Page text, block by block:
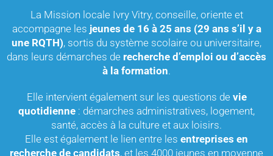
La Mission locale Ivry Vitry, conseille, oriente et
accompagne les jeunes de 16 à 25 ans (29 ans s’il y a
une RQTH), sortis du système scolaire ou universitaire,
dans leurs démarches de recherche d’emploi ou d’accès
à la formation.
Elle intervient également sur les questions de vie
quotidienne : démarches administratives, logement,
santé, accès à la culture et aux loisirs.
Elle est également le lien entre les entreprises en
recherche de candidats, et les 4000 jeunes en moyenne